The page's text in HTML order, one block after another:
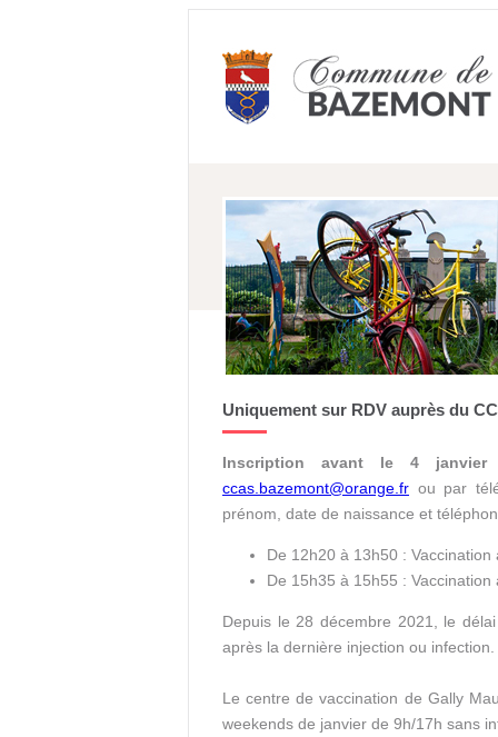
Uniquement sur RDV auprès du
Inscription avant le 4 janvier
ccas.bazemont@orange.fr ou par
prénom, date de naissance et
De 12h20 à 13h50 :
De 15h35 à 15h55 :
Depuis le 28 décembre 2021, le
après la dernière injection ou infection.
Le centre de vaccination de Gally
weekends de janvier de 9h/17h sans